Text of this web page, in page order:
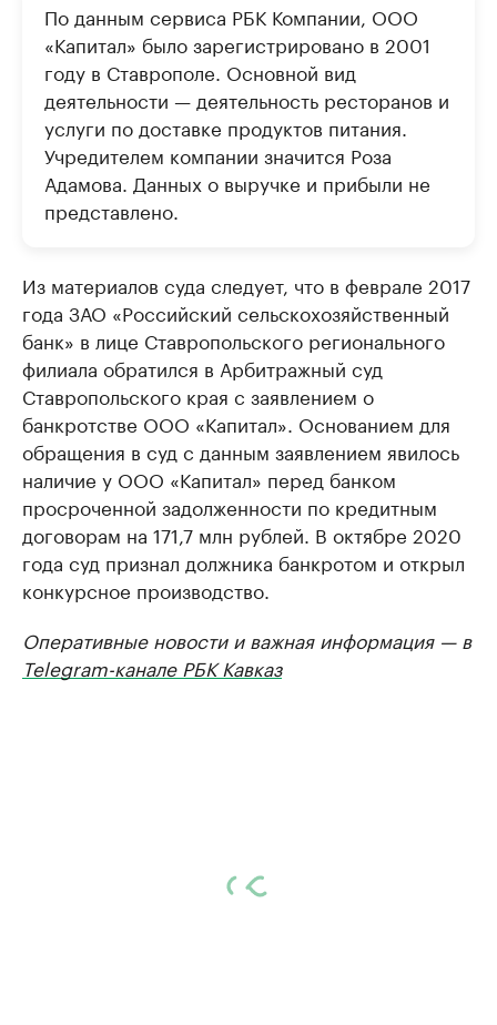
По данным сервиса РБК Компании, ООО
«Капитал» было зарегистрировано в 2001
году в Ставрополе. Основной вид
деятельности — деятельность ресторанов и
услуги по доставке продуктов питания.
Учредителем компании значится Роза
Адамова. Данных о выручке и прибыли не
представлено.
Из материалов суда следует, что в феврале 2017
года ЗАО «Российский сельскохозяйственный
банк» в лице Ставропольского регионального
филиала обратился в Арбитражный суд
Ставропольского края с заявлением о
банкротстве ООО «Капитал». Основанием для
обращения в суд с данным заявлением явилось
наличие у ООО «Капитал» перед банком
просроченной задолженности по кредитным
договорам на 171,7 млн рублей. В октябре 2020
года суд признал должника банкротом и открыл
конкурсное производство.
Оперативные новости и важная информация — в
Telegram-канале РБК Кавказ